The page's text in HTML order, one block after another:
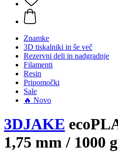
Znamke
3D tiskalniki in še več
Rezervni deli in nadgradnje
Filamenti
Resin
Pripomočki
Sale
🔥 Novo
3DJAKE
1,75 mm / 1000 g